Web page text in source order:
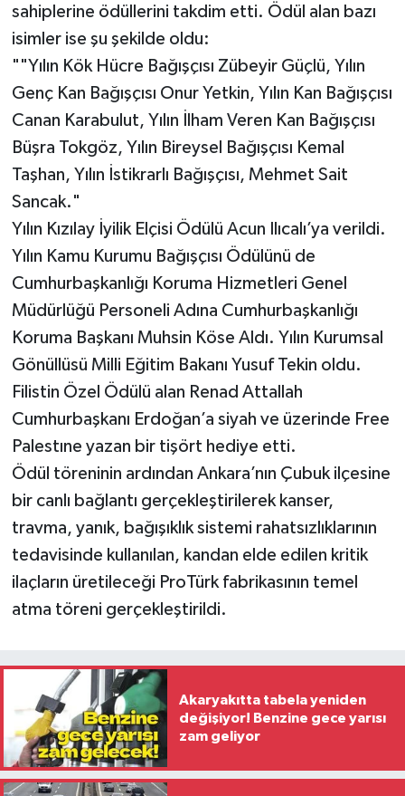
sahiplerine ödüllerini takdim etti. Ödül alan bazı
isimler ise şu şekilde oldu:
""Yılın Kök Hücre Bağışçısı Zübeyir Güçlü, Yılın
Genç Kan Bağışçısı Onur Yetkin, Yılın Kan Bağışçısı
Canan Karabulut, Yılın İlham Veren Kan Bağışçısı
Büşra Tokgöz, Yılın Bireysel Bağışçısı Kemal
Taşhan, Yılın İstikrarlı Bağışçısı, Mehmet Sait
Sancak."
Yılın Kızılay İyilik Elçisi Ödülü Acun Ilıcalı’ya verildi.
Yılın Kamu Kurumu Bağışçısı Ödülünü de
Cumhurbaşkanlığı Koruma Hizmetleri Genel
Müdürlüğü Personeli Adına Cumhurbaşkanlığı
Koruma Başkanı Muhsin Köse Aldı. Yılın Kurumsal
Gönüllüsü Milli Eğitim Bakanı Yusuf Tekin oldu.
Filistin Özel Ödülü alan Renad Attallah
Cumhurbaşkanı Erdoğan’a siyah ve üzerinde Free
Palestıne yazan bir tişört hediye etti.
Ödül töreninin ardından Ankara’nın Çubuk ilçesine
bir canlı bağlantı gerçekleştirilerek kanser,
travma, yanık, bağışıklık sistemi rahatsızlıklarının
tedavisinde kullanılan, kandan elde edilen kritik
ilaçların üretileceği ProTürk fabrikasının temel
atma töreni gerçekleştirildi.
Akaryakıtta tabela yeniden
değişiyor! Benzine gece yarısı
zam geliyor